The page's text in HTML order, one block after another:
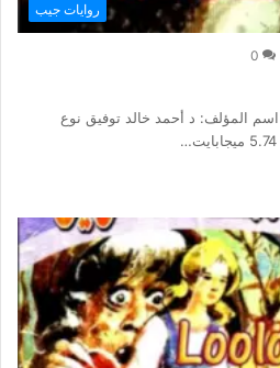
روايات جيب
0
المؤلف: د أحمد خالد توفيق نوع